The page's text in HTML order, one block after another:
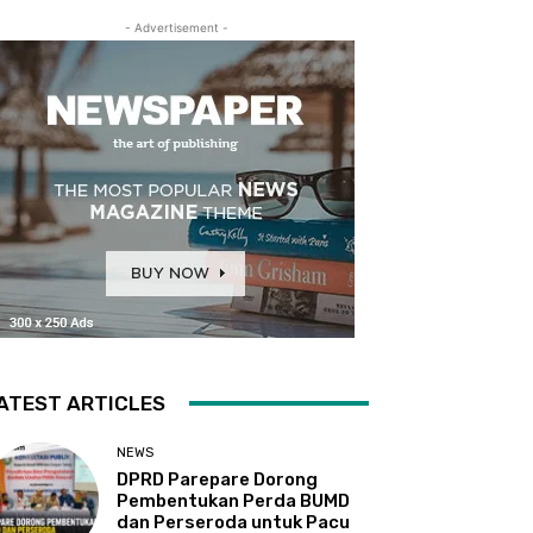
- Advertisement -
ARTICLES
NEWS
DPRD Parepare Dorong
Pembentukan Perda BUMD
dan Perseroda untuk Pacu